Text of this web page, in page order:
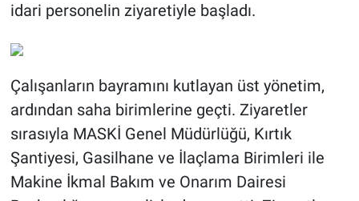
idari personelin ziyaretiyle başladı.
Çalışanların bayramını kutlayan üst yönetim,
ardından saha birimlerine geçti. Ziyaretler
sırasıyla MASKİ Genel Müdürlüğü, Kırtık
Şantiyesi, Gasilhane ve İlaçlama Birimleri ile
Makine İkmal Bakım ve Onarım Dairesi